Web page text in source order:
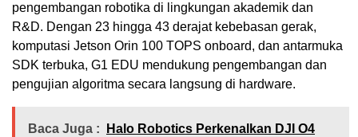
pengembangan robotika di lingkungan akademik dan
R&D. Dengan 23 hingga 43 derajat kebebasan gerak,
komputasi Jetson Orin 100 TOPS onboard, dan antarmuka
SDK terbuka, G1 EDU mendukung pengembangan dan
pengujian algoritma secara langsung di hardware.
Baca Juga :
Halo Robotics Perkenalkan DJI O4